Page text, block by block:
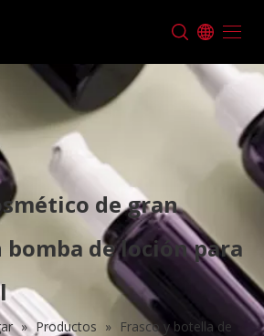
de gran
de loción para
» Productos » Frasco y botella de